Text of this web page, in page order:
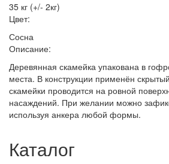
35 кг (+/- 2кг)
Цвет:
Сосна
Описание:
Деревянная скамейка упакована в
места. В конструкции применён
скамейки проводится на ровной
насаждений. При желании можно
используя анкера любой формы.
Каталог